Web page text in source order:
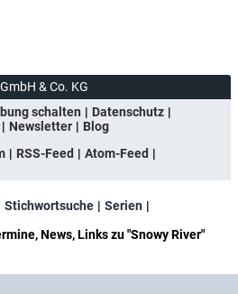
& Co. KG
schalten
Datenschutz
Newsletter
Blog
RSS-Feed
Atom-Feed
Stichwortsuche
Serien
News, Links zu "Snowy River"